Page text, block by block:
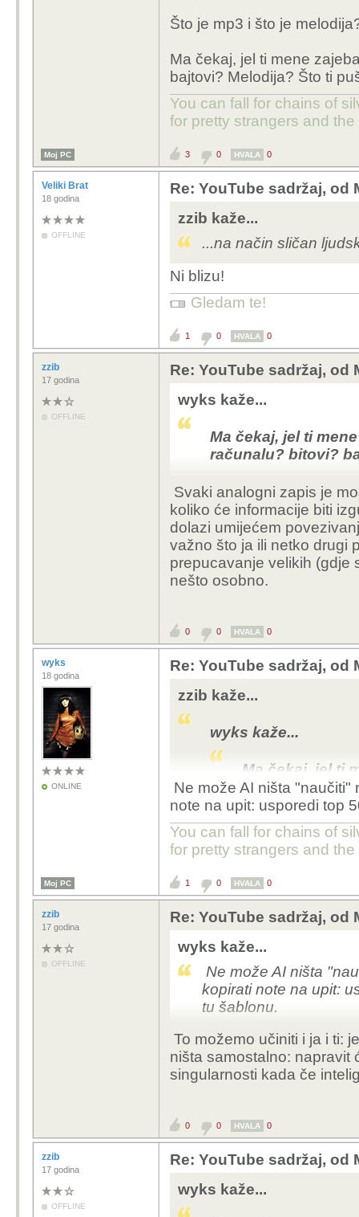
Tako da digitalni
privremeno (kao i kad
razonodu) ili trajno
Što je mp3 i što je
Ma čekaj, jel ti mene
bajtovi? Melodija? Što ti
You can fall for chains of
for pretty strangers and
Moj PC 3 0 HVALA 0
Veliki Brat
18 godina
OFFLINE
Re: YouTube sadržaj, od
zzib kaže...
...na način sličan
Ni blizu!
Gledam te!
1 0 HVALA 0
zzib
17 godina
OFFLINE
Re: YouTube sadržaj, od
wyks kaže...
Ma čekaj, jel ti
računalu? bitovi?
Svaki analogni zapis je
koliko će informacije biti
dolazi umijećem
važno što ja ili netko drugi
prepucavanje velikih (gdje
nešto osobno.
0 0 HVALA 0
wyks
18 godina
ONLINE
Re: YouTube sadržaj, od
zzib kaže...
wyks kaže...
Ma čekaj, jel ti
o računalu?
Svaki analogni zapis
pitanje koliko će
tek treba naučiti. Nije
novci) koje
Ne može AI ništa "naučiti"
note na upit: usporedi top
You can fall for chains of
for pretty strangers and
Moj PC 1 0 HVALA 0
zzib
17 godina
OFFLINE
Re: YouTube sadržaj, od
wyks kaže...
Ne može AI ništa
kopirati note na upit:
tu šablonu.
To možemo učiniti i ja i ti:
ništa samostalno: napravit
singularnosti kada če
0 0 HVALA 0
zzib
17 godina
OFFLINE
Re: YouTube sadržaj, od
wyks kaže...